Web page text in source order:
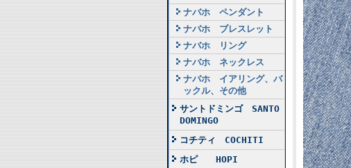
ナバホ ペンダント
ナバホ ブレスレット
ナバホ リング
ナバホ ネックレス
ナバホ イアリング、バ
ックル、その他
サントドミンゴ SANTO
DOMINGO
コチティ COCHITI
ホピ HOPI